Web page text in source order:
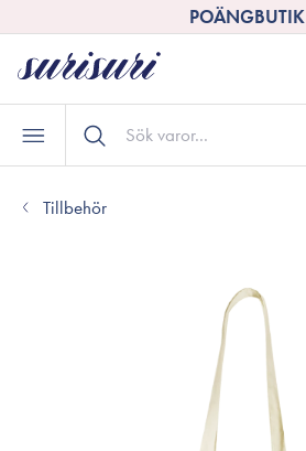
POÄNGBUTIK
Tillbehör